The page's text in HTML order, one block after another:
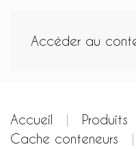
Accéder au
Accueil Produits
Cache conteneurs